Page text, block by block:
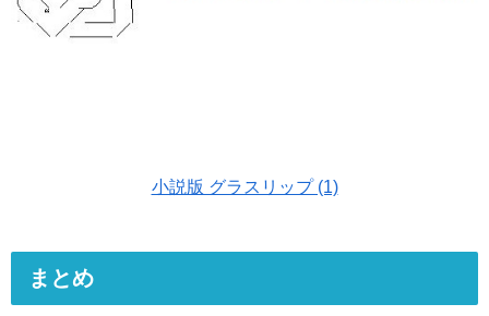
小説版 グラスリップ (1)
まとめ